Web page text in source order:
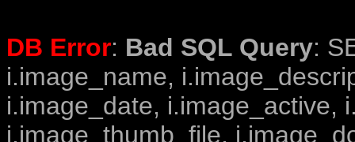
DB Error: Bad SQL Query:
i.image_name,
i.image_date, i.image_active,
i.image_thumb_file,